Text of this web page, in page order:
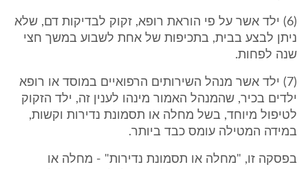
(6) ילד אשר על פי הוראת רופא, זקוק לבדיקות דם, שלא
ניתן לבצע בבית, בתכיפות של אחת לשבוע במשך חצי
שנה לפחות.
(7) ילד אשר מנהל השירותים הרפואיים במוסד או רופא
ילדים בכיר, שהמנהל האמור מינהו לענין זה, ילד הזקוק
לטיפול מיוחד, בשל מחלה או תסמונת נדירות וקשות,
במידה המטילה עומס כבד ביותר.
בפסקה זו, "מחלה או תסמונת נדירות" - מחלה או